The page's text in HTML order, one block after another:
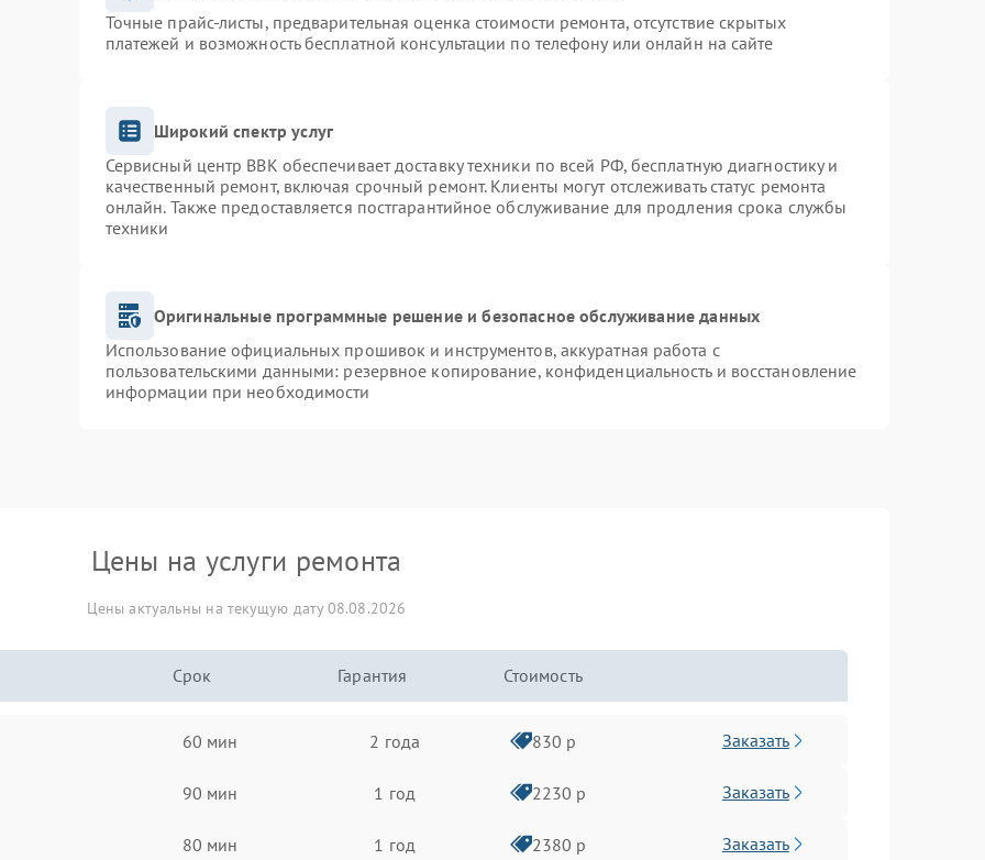
Точные прайс-листы, предварительная оценка стоимости ремонта, отсутствие скрытых
платежей и возможность бесплатной консультации по телефону или онлайн на сайте
Широкий спектр услуг
Сервисный центр BBK обеспечивает доставку техники по всей РФ, бесплатную диагностику и
качественный ремонт, включая срочный ремонт. Клиенты могут отслеживать статус ремонта
онлайн. Также предоставляется постгарантийное обслуживание для продления срока службы
техники
Оригинальные программные решение и безопасное обслуживание данных
Использование официальных прошивок и инструментов, аккуратная работа с
пользовательскими данными: резервное копирование, конфиденциальность и восстановление
информации при необходимости
Цены на услуги ремонта
Цены актуальны на текущую дату 08.08.2026
Срок Гарантия Стоимость
60 мин 2 года 830 р Заказать
90 мин 1 год 2230 р Заказать
80 мин 1 год 2380 р Заказать